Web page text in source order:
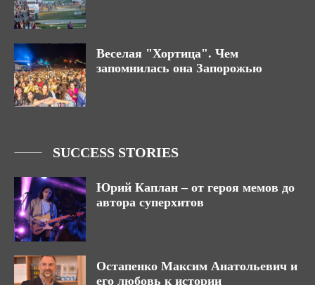
Веселая "Хортица". Чем
запомнилась она Запорожью
SUCCESS STORIES
Юрий Каплан – от героя мемов до
автора суперхитов
Остапенко Максим Анатольевич и
его любовь к истории